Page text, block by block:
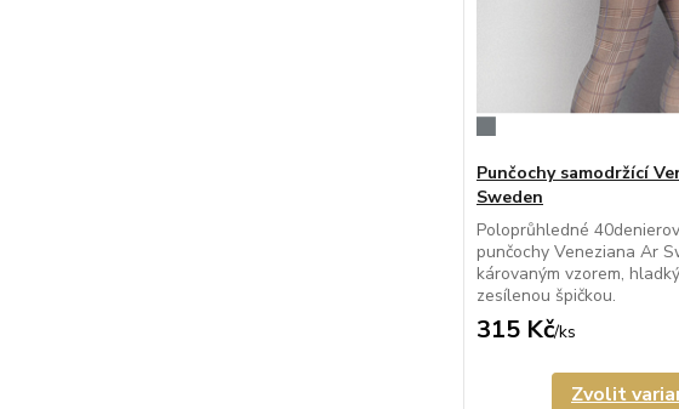
Punčochy samodržící
Sweden
Poloprůhledné
punčochy Veneziana Ar
károvaným vzorem,
zesílenou špičkou.
315 Kč/ks
Zvolit